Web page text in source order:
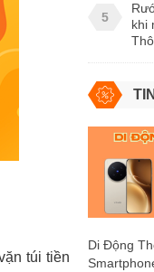
túi tiền
5
khi
Di Động